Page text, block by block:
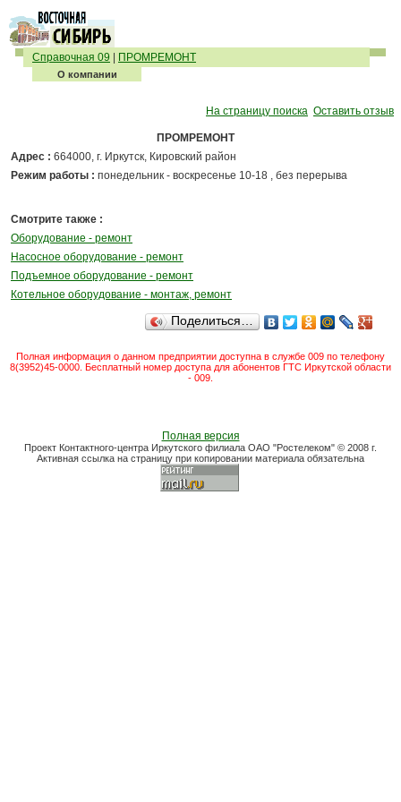
Справочная 09 ПРОМРЕМОНТ
О компании
На страницу поиска Оставить отзыв
ПРОМРЕМОНТ
Адрес : 664000, г. Иркутск, Кировский район
Режим работы : понедельник - воскресенье 10-18 , без перерыва
Смотрите также :
Оборудование - ремонт
Насосное оборудование - ремонт
Подъемное оборудование - ремонт
Котельное оборудование - монтаж, ремонт
Поделиться…
Полная информация о данном предприятии доступна в службе 009 по телефону
8(3952)45-0000. Бесплатный номер доступа для абонентов ГТС Иркутской области
- 009.
Полная версия
Проект Контактного-центра Иркутского филиала ОАО "Ростелеком" © 2008 г.
Активная ссылка на страницу при копировании материала обязательна